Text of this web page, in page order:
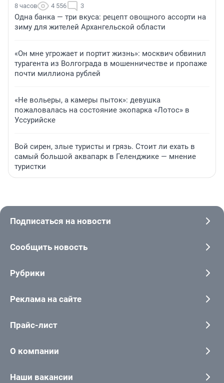
8 часов 4 556 3
Одна банка — три вкуса: рецепт овощного ассорти на
зиму для жителей Архангельской области
«Он мне угрожает и портит жизнь»: москвич обвинил
турагента из Волгограда в мошенничестве и пропаже
почти миллиона рублей
«Не вольеры, а камеры пыток»: девушка
пожаловалась на состояние экопарка «Лотос» в
Уссурийске
Вой сирен, злые туристы и грязь. Стоит ли ехать в
самый большой аквапарк в Геленджике — мнение
туристки
Подписаться на новости
Сообщить новость
Рубрики
Реклама на сайте
Прайс-лист
О компании
Наши вакансии